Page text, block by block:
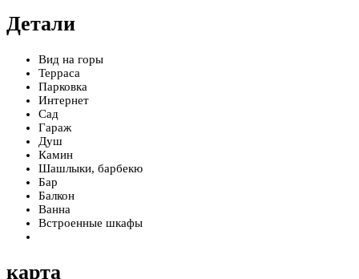
Детали
Вид на горы
Терраса
Парковка
Интернет
Сад
Гараж
Душ
Камин
Шашлыки, барбекю
Бар
Балкон
Ванна
Встроенные шкафы
карта